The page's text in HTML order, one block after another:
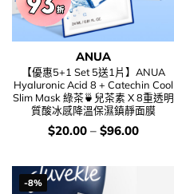
ANUA
【優惠5+1 Set 5送1片】ANUA
Hyaluronic Acid 8 + Catechin Cool
Slim Mask 綠茶🍵兒茶素 X 8重透明
質酸冰感降溫保濕鎮靜面膜
價
錢：
$20.00 – $96.00
-8%